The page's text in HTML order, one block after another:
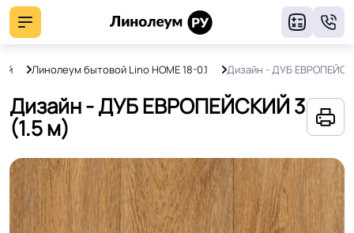
Линолеум бытовой Lino HOME 18-0.1 Дизайн - ДУБ
Дизайн - ДУБ ЕВРОПЕЙСКИЙ 3
(1.5 м)